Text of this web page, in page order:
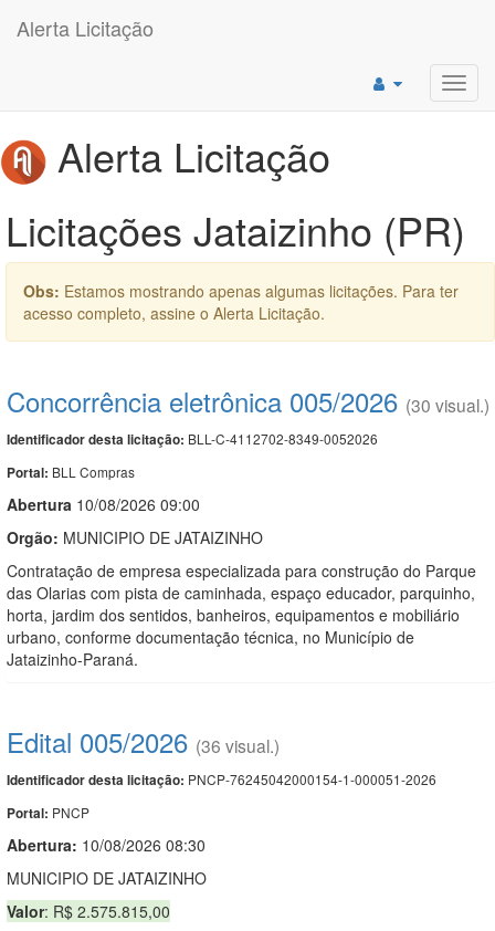
Alerta Licitação
Alerta Licitação
Licitações Jataizinho (PR)
Obs: Estamos mostrando apenas algumas licitações. Para ter
acesso completo, assine o Alerta Licitação.
Concorrência eletrônica 005/2026 (30 visual.)
Identificador desta licitação: BLL-C-4112702-8349-0052026
Portal: BLL Compras
Abertura 10/08/2026 09:00
Orgão: MUNICIPIO DE JATAIZINHO
Contratação de empresa especializada para construção do Parque
das Olarias com pista de caminhada, espaço educador, parquinho,
horta, jardim dos sentidos, banheiros, equipamentos e mobiliário
urbano, conforme documentação técnica, no Município de
Jataizinho-Paraná.
Edital 005/2026 (36 visual.)
Identificador desta licitação: PNCP-76245042000154-1-000051-2026
Portal: PNCP
Abertura: 10/08/2026 08:30
MUNICIPIO DE JATAIZINHO
Valor: R$ 2.575.815,00